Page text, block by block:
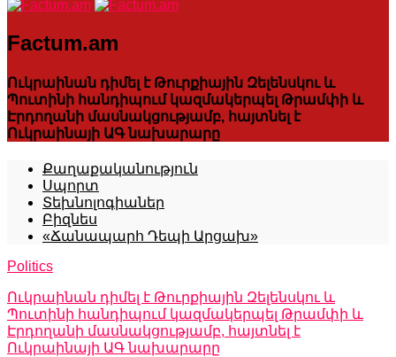
Factum.am
Ուկրաինան դիմել է Թուրքիային Զելենսկու և
Պուտինի հանդիպում կազմակերպել Թրամփի և
Էրդողանի մասնակցությամբ, հայտնել է
Ուկրաինայի ԱԳ նախարարը
Քաղաքականություն
Սպորտ
Տեխնոլոգիաներ
Բիզնես
«Ճանապարհ Դեպի Արցախ»
Politics
Ուկրաինան դիմել է Թուրքիային Զելենսկու և
Պուտինի հանդիպում կազմակերպել Թրամփի և
Էրդողանի մասնակցությամբ, հայտնել է
Ուկրաինայի ԱԳ նախարարը